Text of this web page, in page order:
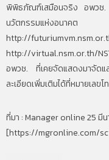
พิพิธภัณฑ์เสมือนจริง อพวช
นวัตกรรมแห่งอนา
http://
http://virtual.nsm.or.th/
อพวช. ที่เคยจัดแสดงมาจัดแ
ละเอียดเพิ่มเติมได้ที่หมายเล
ที่มา : Manager online 25 มี
[https://mgronline.com/